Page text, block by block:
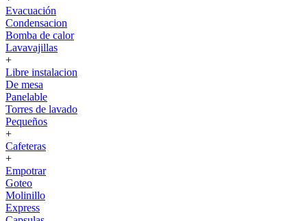
Evacuación
Condensacion
Bomba de calor
Lavavajillas
+
Libre instalacion
De mesa
Panelable
Torres de lavado
Pequeños
+
Cafeteras
+
Empotrar
Goteo
Molinillo
Express